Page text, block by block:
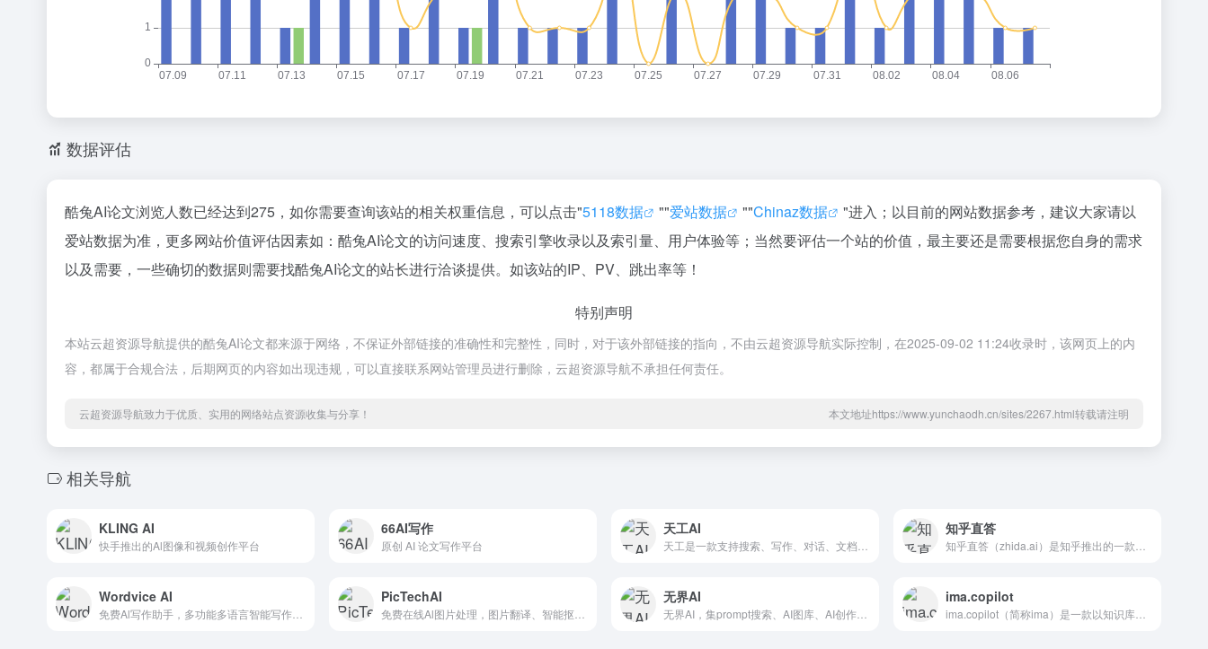
数据评估
酷兔AI论文浏览人数已经达到275，如你需要查询该站的相关权重信息，可以点击"5118数据 ""爱站数据 ""Chinaz数据
"进入；以目前的网站数据参考，建议大家请以
爱站数据为准，更多网站价值评估因素如：酷兔AI论文的访问速度、搜索引擎收录以及索引量、用户体验等；当然要评估一个站的价值，最主要还是需要根据您自身的需求
以及需要，一些确切的数据则需要找酷兔AI论文的站长进行洽谈提供。如该站的IP、PV、跳出率等！
特别声明
本站云超资源导航提供的酷兔AI论文都来源于网络，不保证外部链接的准确性和完整性，同时，对于该外部链接的指向，不由云超资源导航实际控制，在2025-09-02 11:24收录时，该网页上的内
容，都属于合规合法，后期网页的内容如出现违规，可以直接联系网站管理员进行删除，云超资源导航不承担任何责任。
云超资源导航致力于优质、实用的网络站点资源收集与分享！ 本文地址https://www.yunchaodh.cn/sites/2267.html转载请注明
相关导航
KLING AI
快手推出的Al图像和视频创作平台
66AI写作
原创 AI 论文写作平台
天工AI 知乎直答
Wordvice AI PicTechAI 无界AI ima.copilot